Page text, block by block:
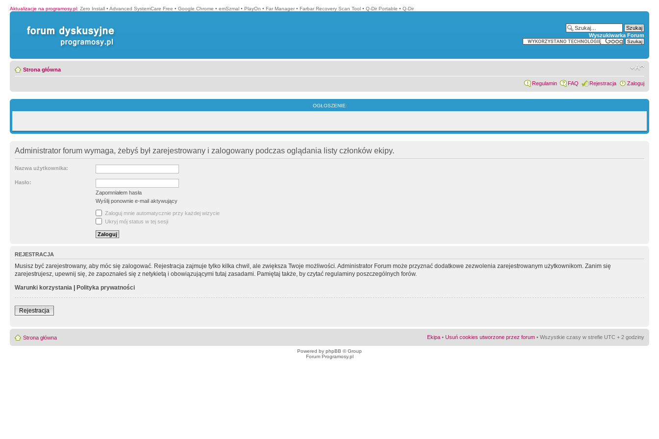
Aktualizacje na programosy.pl: Zero Install • Advanced SystemCare Free • Google Chrome • emSzmal • PlayOn • Far Manager • Farbar Recovery Scan Tool • Q-Dir Portable • Q-Dir
Wyszukiwarka Forum
Strona główna
Regulamin FAQ Rejestracja Zaloguj
OGŁOSZENIE:
Administrator forum wymaga, żebyś był zarejestrowany i zalogowany podczas oglądania listy członków ekipy.
Nazwa użytkownika:
Hasło:
Zapomniałem hasła
Wyślij ponownie e-mail aktywujący
Zaloguj mnie automatycznie przy każdej wizycie
Ukryj mój status w tej sesji
REJESTRACJA
Musisz być zarejestrowany, aby móc się zalogować. Rejestracja zajmuje tylko kilka chwil, ale zwiększa Twoje możliwości. Administrator Forum może przyznać dodatkowe zezwolenia zarejestrowanym użytkownikom. Zanim się
zarejestrujesz, upewnij się, że zapoznałeś się z netykietą i obowiązującymi tutaj zasadami. Pamiętaj także, by czytać regulaminy poszczególnych forów.
Warunki korzystania | Polityka prywatności
Rejestracja
Strona główna Ekipa • Usuń cookies utworzone przez forum • Wszystkie czasy w strefie UTC + 2 godziny
Powered by phpBB © Group
Forum Programosy.pl